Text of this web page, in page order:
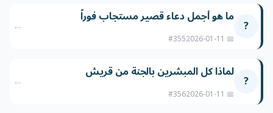
? ما هو أجمل دعاء قصير مستجاب فوراً
📅 2026-01-11
#355
←
? لماذا كل المبشرين بالجنة من قريش
📅 2026-01-11
#356
←